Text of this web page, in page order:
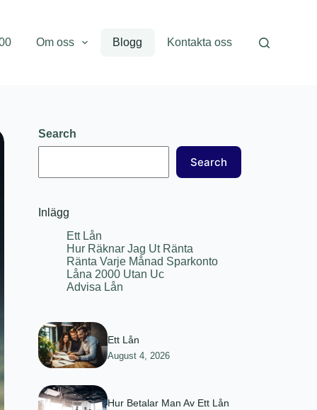
Om oss Blogg Kontakta oss
Search
Search
Inlägg
Ett Lån
Hur Räknar Jag Ut Ränta
Ränta Varje Månad Sparkonto
Låna 2000 Utan Uc
Advisa Lån
Ett Lån
August 4, 2026
Hur Betalar Man Av Ett Lån